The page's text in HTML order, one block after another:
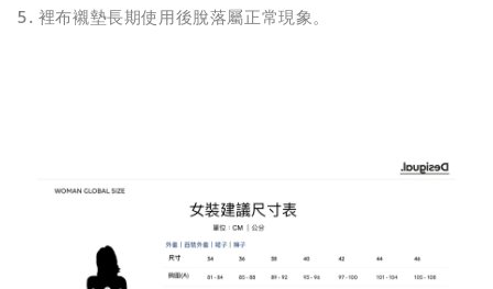
5. 裡布襯墊長期使用後脫落屬正常現象。